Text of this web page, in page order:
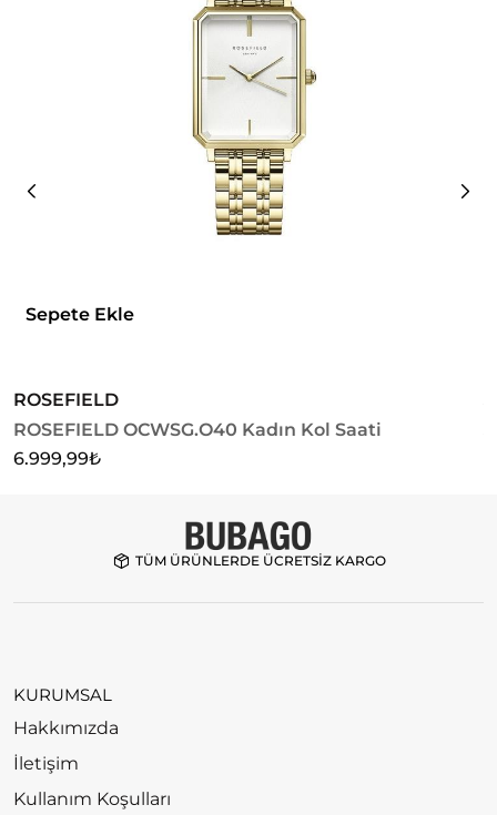
Sepete Ekle
ROSEFIELD
ROSEFIELD OCWSG.O40 Kadın Kol Saati
6.999,99₺
TÜM ÜRÜNLERDE ÜCRETSİZ KARGO
KURUMSAL
Hakkımızda
İletişim
Kullanım Koşulları